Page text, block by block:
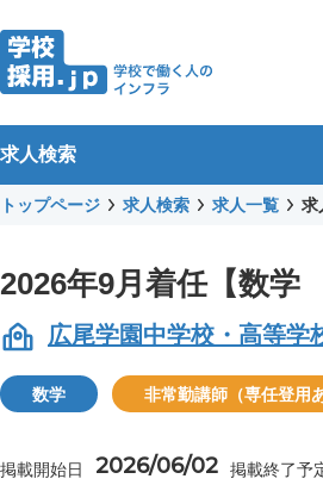
求人検索
トップページ 求人検索 求人一覧 求
2026年9月着任【数
広尾学園中学校・高等学
数学 非常勤講師（専任登用
掲載開始日 2026/06/02 掲載終了予